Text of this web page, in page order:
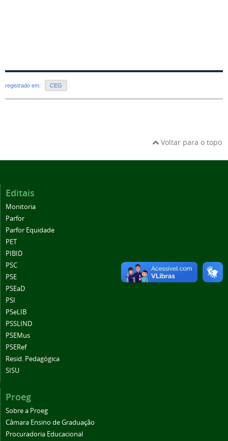
registrado em: CEG
Voltar para o topo
Editais
Monitoria
Parfor
Parfor Equidade
PET
PIBID
PSC
PSE
PSEaD
PSI
PSeLIB
PSSLIND
PSEMus
PSERef
Resid. Pedagógica
SISU
Proeg
Sobre a Proeg
Câmara Ensino de Graduação
Procuradoria Educacional